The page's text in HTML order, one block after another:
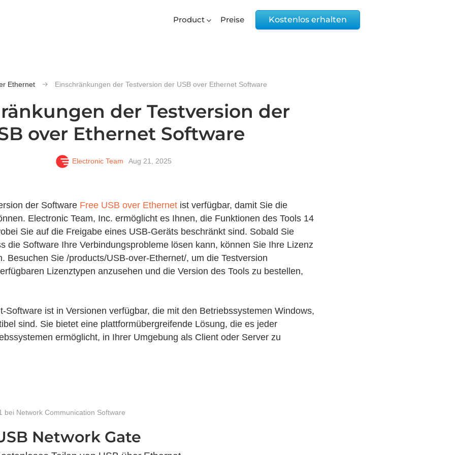
Product Preise Kostenlos erhalten
Ethernet Einschränkungen der Testversion der USB over Ethernet Software
der Testversion der
over Ethernet Software
Electronic Team Aug 21, 2025
der Software Free USB over Ethernet ist verfügbar, damit Sie die
Electronic Team, Inc. ermöglicht es Ihnen, die Funktionen des Tools 14
Sie auf die Freigabe eines USB-Geräts beschränkt sind. Sobald Sie
die Software Ihre Verbindungsprobleme lösen kann, können Sie Ihre Lizenz
Besuchen Sie /products/USB-over-Ethernet/, um die Testversion
Lizenztypen anzusehen und die Version des Tools zu bestellen,
Software ist in Versionen verfügbar, die mit den Betriebssystemen Windows,
sind. Sie bietet eine plattformübergreifende Lösung, die es jeder
ermöglicht, in Ihrer Umgebung als Client oder Server zu
bei Network Communication Software
Network Gate